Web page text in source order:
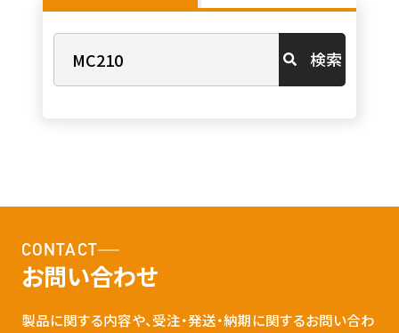
検索
CONTACT
お問い合わせ
製品に関する内容や、受注・発送・納期に関するお問い合わ